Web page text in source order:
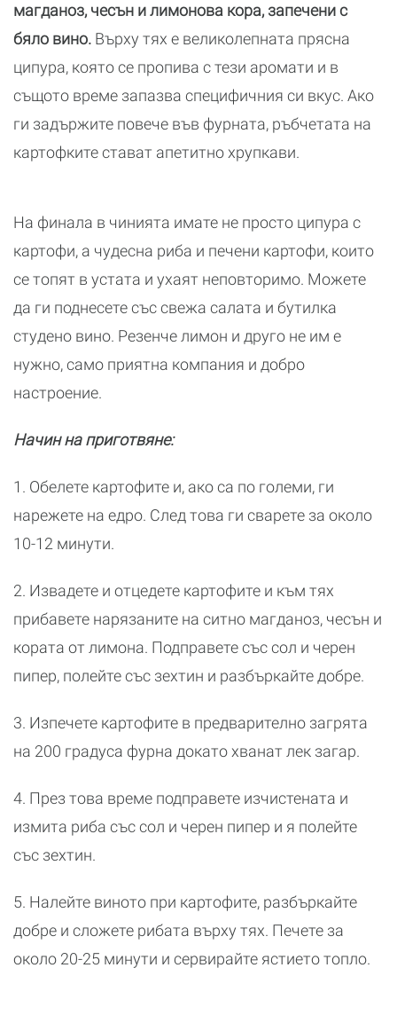
магданоз, чесън и лимонова кора, запечени с
бяло вино. Върху тях е великолепната прясна
ципура, която се пропива с тези аромати и в
същото време запазва специфичния си вкус. Ако
ги задържите повече във фурната, ръбчетата на
картофките стават апетитно хрупкави.
На финала в чинията имате не просто ципура с
картофи, а чудесна риба и печени картофи, които
се топят в устата и ухаят неповторимо. Можете
да ги поднесете със свежа салата и бутилка
студено вино. Резенче лимон и друго не им е
нужно, само приятна компания и добро
настроение.
Начин на приготвяне:
1. Обелете картофите и, ако са по големи, ги
нарежете на едро. След това ги сварете за около
10-12 минути.
2. Извадете и отцедете картофите и към тях
прибавете нарязаните на ситно магданоз, чесън и
кората от лимона. Подправете със сол и черен
пипер, полейте със зехтин и разбъркайте добре.
3. Изпечете картофите в предварително загрята
на 200 градуса фурна докато хванат лек загар.
4. През това време подправете изчистената и
измита риба със сол и черен пипер и я полейте
със зехтин.
5. Налейте виното при картофите, разбъркайте
добре и сложете рибата върху тях. Печете за
около 20-25 минути и сервирайте ястието топло.